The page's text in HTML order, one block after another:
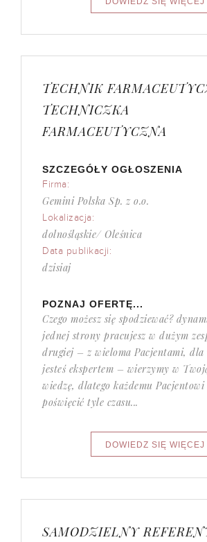
TECHNIK
TECHNICZKA
FARMACEUTYCZNA
SZCZEGÓŁY OGŁOSZENIA
Firma:
Gemini Polska Sp. z o.o.
Lokalizacja:
dolnośląskie/ Oleśnica
Data publikacji:
dzisiaj
POZNAJ OFERTĘ...
Czego możesz się spodziewać?
jednej strony pracujesz w dużym
drugiej – z wieloma Pacjentami, dla
jesteś ekspertem – wierzymy w
wiedzę, dlatego każdemu Pacjentowi
poświęcić tyle czasu...
SAMODZIELNY